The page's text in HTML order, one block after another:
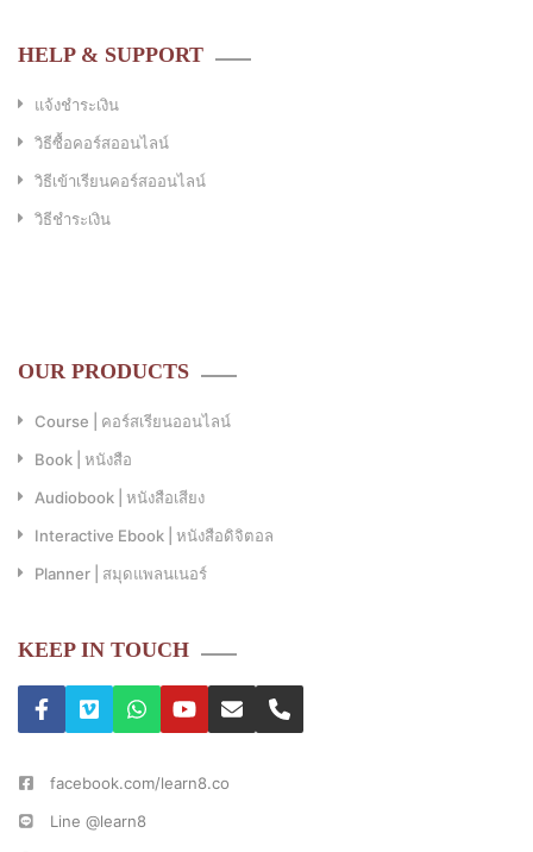
HELP & SUPPORT
แจ้งชำระเงิน
วิธีซื้อคอร์สออนไลน์
วิธีเข้าเรียนคอร์สออนไลน์
วิธีชำระเงิน
OUR PRODUCTS
Course | คอร์สเรียนออนไลน์
Book | หนังสือ
Audiobook | หนังสือเสียง
Interactive Ebook | หนังสือดิจิตอล
Planner | สมุดแพลนเนอร์
KEEP IN TOUCH
facebook.com/learn8.co
Line @learn8